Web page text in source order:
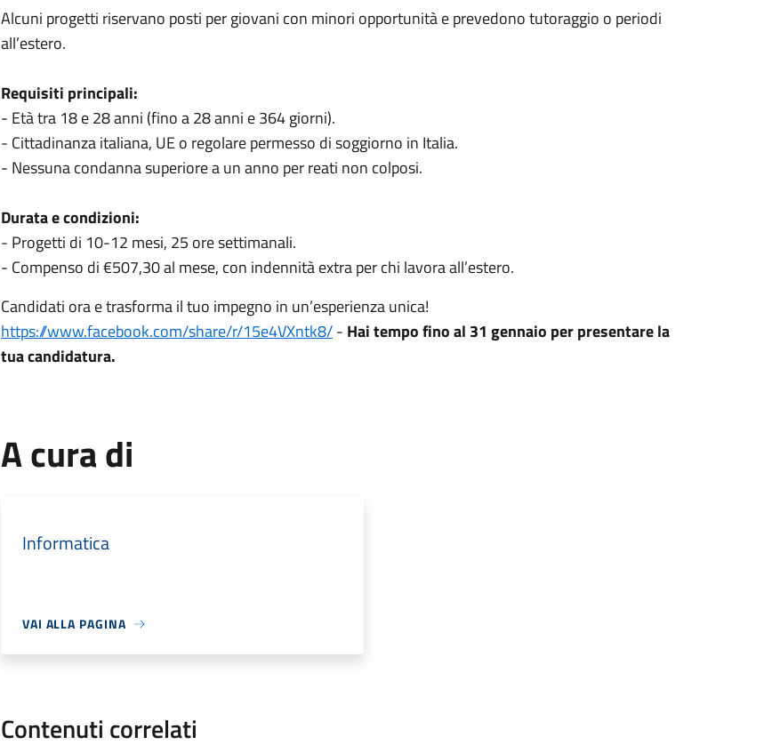
Alcuni progetti riservano posti per giovani con minori opportunità e prevedono tutoraggio o periodi
all’estero.
Requisiti principali:
- Età tra 18 e 28 anni (fino a 28 anni e 364 giorni).
- Cittadinanza italiana, UE o regolare permesso di soggiorno in Italia.
- Nessuna condanna superiore a un anno per reati non colposi.
Durata e condizioni:
- Progetti di 10-12 mesi, 25 ore settimanali.
- Compenso di €507,30 al mese, con indennità extra per chi lavora all’estero.
Candidati ora e trasforma il tuo impegno in un’esperienza unica!
https://www.facebook.com/share/r/15e4VXntk8/- Hai tempo fino al 31 gennaio per presentare la
tua candidatura.
A cura di
Informatica
VAI ALLA PAGINA
Contenuti correlati